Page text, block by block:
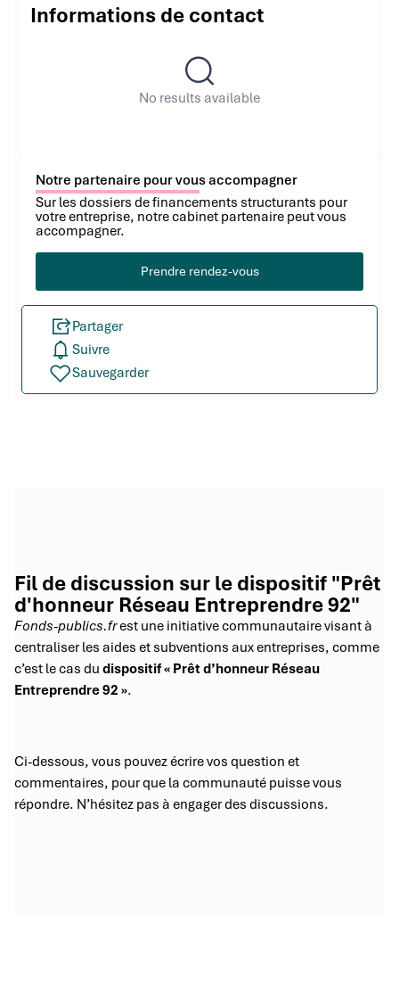
Informations de contact
No results available
Notre partenaire pour vous accompagner
Sur les dossiers de financements structurants pour
votre entreprise, notre cabinet partenaire peut vous
accompagner.
Prendre rendez-vous
Partager
Suivre
Sauvegarder
Fil de discussion sur le dispositif "Prêt
d'honneur Réseau Entreprendre 92"
Fonds-publics.frest une initiative communautaire visant à
centraliser les aides et subventions aux entreprises, comme
c’est le cas du dispositif « Prêt d’honneur Réseau
Entreprendre 92 ».
Ci-dessous, vous pouvez écrire vos question et
commentaires, pour que la communauté puisse vous
répondre. N’hésitez pas à engager des discussions.